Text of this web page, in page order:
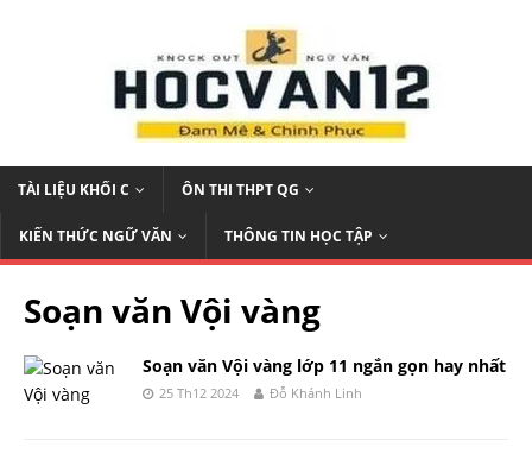
TÀI LIỆU KHỐI C ÔN THI THPT QG
KIẾN THỨC NGỮ VĂN THÔNG TIN HỌC TẬP
Soạn văn Vội vàng
Soạn văn Vội vàng lớp 11 ngắn gọn hay nhất
25 Th12 2024 Đỗ Khánh Linh